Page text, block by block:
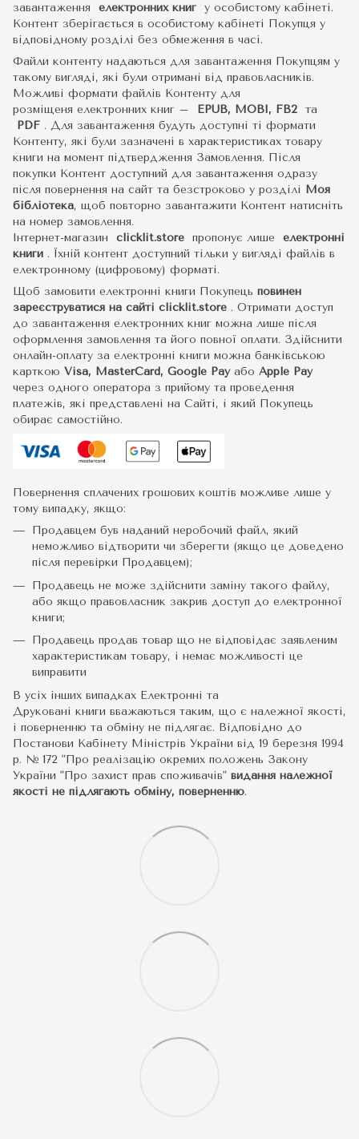
завантаження електронних книг у особистому кабінеті.
Контент зберігається в особистому кабінеті Покупця у
відповідному розділі без обмеження в часі.
Файли контенту надаються для завантаження Покупцям у
такому вигляді, які були отримані від правовласників.
Можливі формати файлів Контенту для
розміщеня електронних книг –
EPUB, MOBI, FB2 та
PDF . Для завантаження будуть доступні ті формати
Контенту, які були зазначені в характеристиках товару
книги на момент підтвердження Замовлення. Після
покупки Контент доступний для завантаження одразу
після повернення на сайт та безстроково у розділі Моя
бібліотека, щоб повторно завантажити Контент натисніть
на номер замовлення.
Інтернет-магазин clicklit.store пропонує лише електронні
книги . Їхній контент доступний тільки у вигляді файлів в
електронному (цифровому) форматі.
Щоб замовити електронні книги Покупець повинен
зареєструватися на сайті clicklit.store . Отримати доступ
до завантаження електронних книг можна лише після
оформлення замовлення та його повної оплати. Здійснити
онлайн-оплату за електронні книги можна банківською
карткою Visa, MasterCard, Google Pay або Apple Pay
через одного оператора з прийому та проведення
платежів, які представлені на Сайті, і який Покупець
обирає самостійно.
Повернення сплачених грошових коштів можливе лише у
тому випадку, якщо:
Продавцем був наданий неробочий файл, який
неможливо відтворити чи зберегти (якщо це доведено
після перевірки Продавцем);
Продавець не може здійснити заміну такого файлу,
або якщо правовласник закрив доступ до електронної
книги;
Продавець продав товар що не відповідає заявленим
характеристикам товару, і немає можливості це
виправити
В усіх інших випадках Електронні та
Друковані книги вважаються таким, що є належної якості,
і поверненню та обміну не підлягає. Відповідно до
Постанови Кабінету Міністрів України від 19 березня 1994
р. № 172 "Про реалізацію окремих положень Закону
України "Про захист прав споживачів" видання належної
якості не підлягають обміну, поверненню.